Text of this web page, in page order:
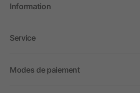
Information
Service
Modes de paiement